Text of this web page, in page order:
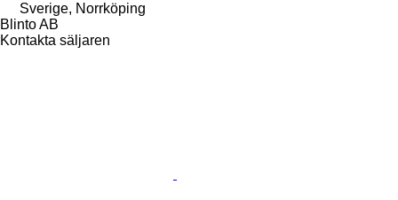
Sverige, Norrköping
Blinto AB
Kontakta säljaren